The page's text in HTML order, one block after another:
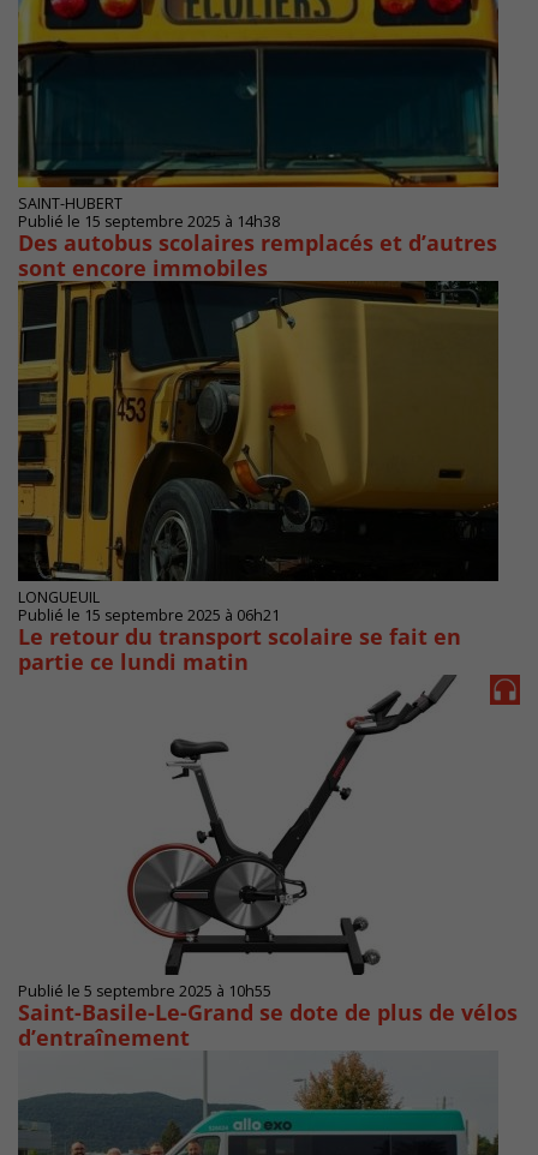
SAINT-HUBERT
Publié le 15 septembre 2025 à 14h38
Des autobus scolaires remplacés et d’autres
sont encore immobiles
LONGUEUIL
Publié le 15 septembre 2025 à 06h21
Le retour du transport scolaire se fait en
partie ce lundi matin
Publié le 5 septembre 2025 à 10h55
Saint-Basile-Le-Grand se dote de plus de vélos
d’entraînement